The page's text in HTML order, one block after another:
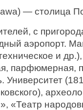
— столица
с
аэропорт.
и
парфюмерная,
Университет
«Театр